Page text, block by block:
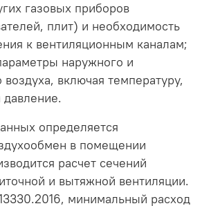
газовых приборов
плит) и необходимость
к вентиляционным каналам;
наружного и
воздуха, включая температуру,
давление.
определяется
в помещении
расчет сечений
и вытяжной вентиляции.
минимальный расход